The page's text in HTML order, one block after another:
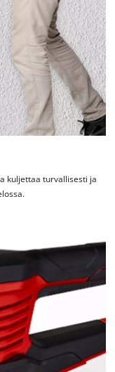
palvelun
to load due
disclosed to the
needs to setup
add this content
kuljettaa turvallisesti ja